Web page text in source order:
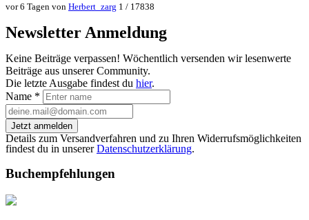
vor 6 Tagen von Herbert_zarg 1 / 17838
Newsletter Anmeldung
Keine Beiträge verpassen! Wöchentlich versenden wir lesenwerte
Beiträge aus unserer Community.
Die letzte Ausgabe findest du hier.
Name *
Jetzt anmelden
Details zum Versandverfahren und zu Ihren Widerrufsmöglichkeiten
findest du in unsererDatenschutzerklärung.
Buchempfehlungen